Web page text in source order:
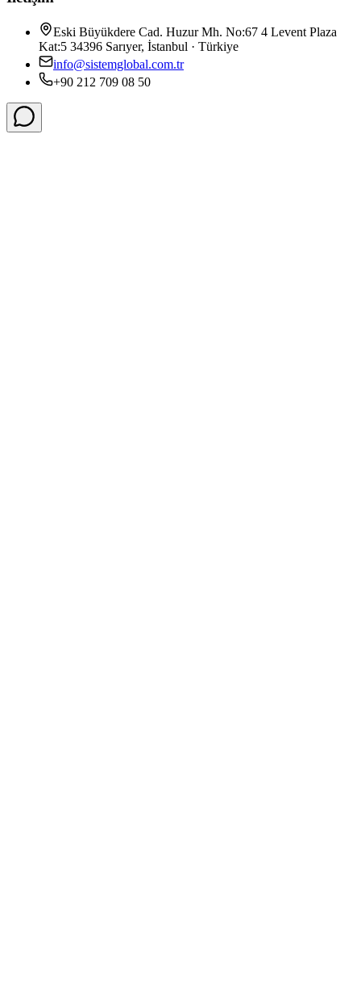
Eski Büyükdere Cad. Huzur Mh. No:67 4 Levent Plaza
Kat:5 34396 Sarıyer, İstanbul · Türkiye
info@sistemglobal.com.tr
+90 212 709 08 50